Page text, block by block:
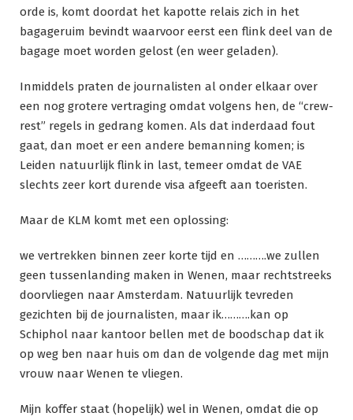
orde is, komt doordat het kapotte relais zich in het
bagageruim bevindt waarvoor eerst een flink deel van de
bagage moet worden gelost (en weer geladen).
Inmiddels praten de journalisten al onder elkaar over
een nog grotere vertraging omdat volgens hen, de “crew-
rest” regels in gedrang komen. Als dat inderdaad fout
gaat, dan moet er een andere bemanning komen; is
Leiden natuurlijk flink in last, temeer omdat de VAE
slechts zeer kort durende visa afgeeft aan toeristen.
Maar de KLM komt met een oplossing:
we vertrekken binnen zeer korte tijd en ……….we zullen
geen tussenlanding maken in Wenen, maar rechtstreeks
doorvliegen naar Amsterdam. Natuurlijk tevreden
gezichten bij de journalisten, maar ik……….kan op
Schiphol naar kantoor bellen met de boodschap dat ik
op weg ben naar huis om dan de volgende dag met mijn
vrouw naar Wenen te vliegen.
Mijn koffer staat (hopelijk) wel in Wenen, omdat die op